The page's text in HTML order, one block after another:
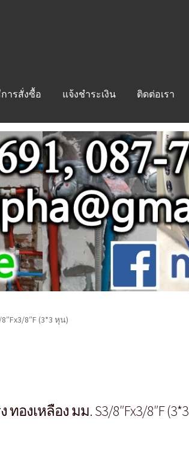
ารสั่งซื้อ แจ้งชำระเงิน ติดต่อเรา
8″F (3*3 หุน)
องเหลือง มม. S3/8″Fx3/8″F (3*3